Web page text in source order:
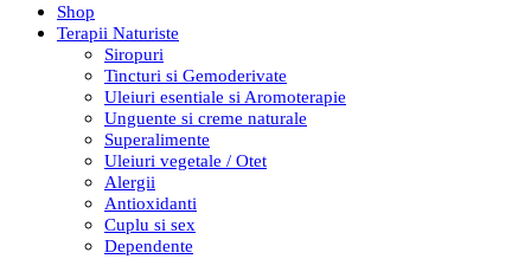
Shop
Terapii Naturiste
Siropuri
Tincturi si Gemoderivate
Uleiuri esentiale si Aromoterapie
Unguente si creme naturale
Superalimente
Uleiuri vegetale / Otet
Alergii
Antioxidanti
Cuplu si sex
Dependente